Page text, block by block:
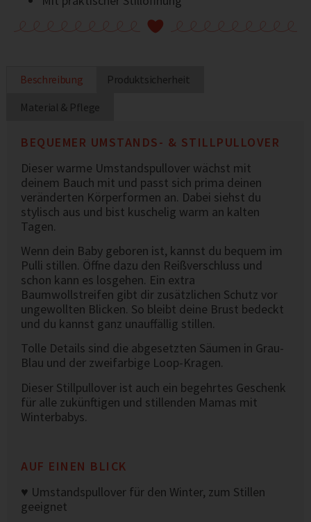
Beschreibung
Produktsicherheit
Material & Pflege
BEQUEMER UMSTANDS- & STILLPULLOVER
Dieser warme Umstandspullover wächst mit
deinem Bauch mit und passt sich prima deinen
veränderten Körperformen an. Dabei siehst du
stylisch aus und bist kuschelig warm an kalten
Tagen.
Wenn dein Baby geboren ist, kannst du bequem im
Pulli stillen. Öffne dazu den Reißverschluss und
schon kann es losgehen. Ein extra
Baumwollstreifen gibt dir zusätzlichen Schutz vor
ungewollten Blicken. So bleibt deine Brust bedeckt
und du kannst ganz unauffällig stillen.
Tolle Details sind die abgesetzten Säumen in Grau-
Blau und der zweifarbige Loop-Kragen.
Dieser Stillpullover ist auch ein begehrtes Geschenk
für alle zukünftigen und stillenden Mamas mit
Winterbabys.
AUF EINEN BLICK
♥ Umstandspullover für den Winter, zum Stillen
geeignet